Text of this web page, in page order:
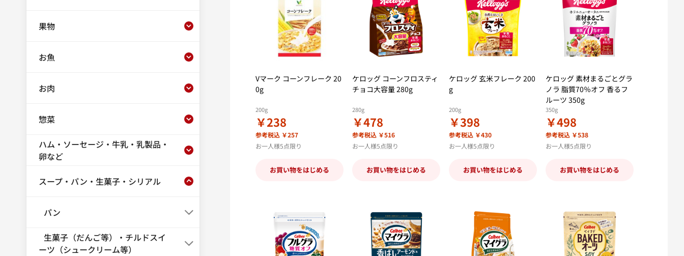
果物
お魚
お肉
惣菜
ハム・ソーセージ・牛乳・乳製品・
卵など
スープ・パン・生菓子・シリアル
パン
生菓子（だんご等）・チルドスイ
ーツ（シュークリーム等）
Vマーク コーンフレーク 20
0g
200g
￥238
参考税込 ￥257
お一人様5点限り
お買い物をはじめる
ケロッグ コーンフロスティ
チョコ大容量 280g
280g
￥478
参考税込 ￥516
お一人様5点限り
お買い物をはじめる
ケロッグ 玄米フレーク 200
g
200g
￥398
参考税込 ￥430
お一人様5点限り
お買い物をはじめる
ケロッグ 素材まるごとグラ
ノラ 脂質70％オフ 香るフ
ルーツ 350g
350g
￥498
参考税込 ￥538
お一人様5点限り
お買い物をはじめる